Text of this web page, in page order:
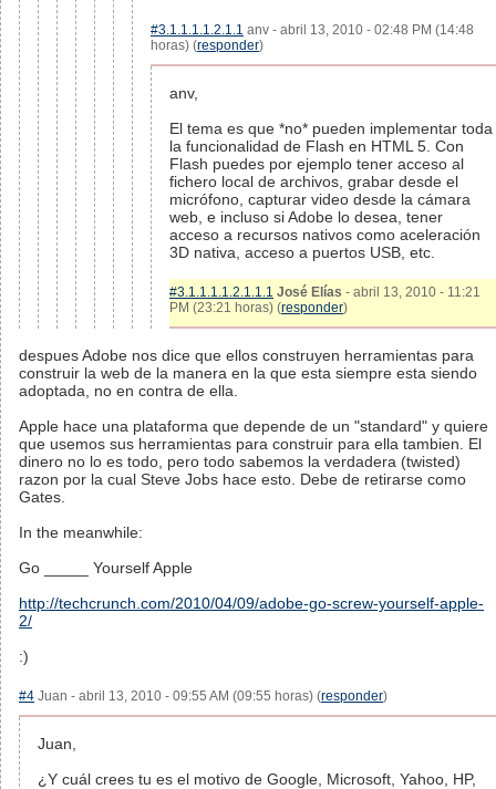
#3.1.1.1.1.2.1.1 anv - abril 13, 2010 - 02:48 PM (14:48
horas) (responder)
anv,
El tema es que *no* pueden implementar toda
la funcionalidad de Flash en HTML 5. Con
Flash puedes por ejemplo tener acceso al
fichero local de archivos, grabar desde el
micrófono, capturar video desde la cámara
web, e incluso si Adobe lo desea, tener
acceso a recursos nativos como aceleración
3D nativa, acceso a puertos USB, etc.
#3.1.1.1.1.2.1.1.1 José Elías - abril 13, 2010 - 11:21
PM (23:21 horas) (responder)
despues Adobe nos dice que ellos construyen herramientas para
construir la web de la manera en la que esta siempre esta siendo
adoptada, no en contra de ella.
Apple hace una plataforma que depende de un "standard" y quiere
que usemos sus herramientas para construir para ella tambien. El
dinero no lo es todo, pero todo sabemos la verdadera (twisted)
razon por la cual Steve Jobs hace esto. Debe de retirarse como
Gates.
In the meanwhile:
Go _____ Yourself Apple
http://techcrunch.com/2010/04/09/adobe-go-screw-yourself-apple-
2/
:)
#4 Juan - abril 13, 2010 - 09:55 AM (09:55 horas) (responder)
Juan,
¿Y cuál crees tu es el motivo de Google, Microsoft, Yahoo, HP,